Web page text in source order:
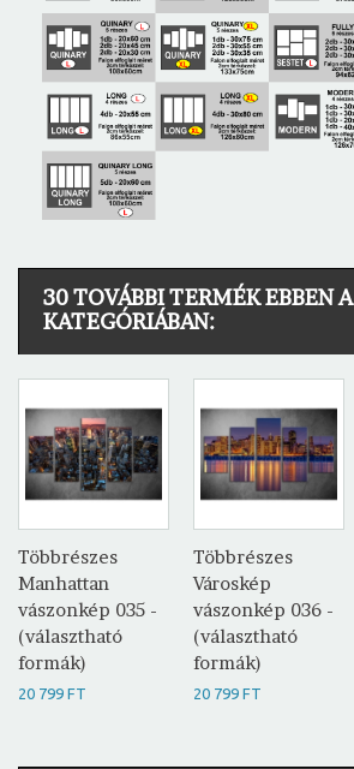
30 TOVÁBBI TERMÉK EBBEN A
KATEGÓRIÁBAN:
Többrészes
Manhattan
vászonkép 035 -
(választható
formák)
20 799 FT
Többrészes
Városkép
vászonkép 036 -
(választható
formák)
20 799 FT